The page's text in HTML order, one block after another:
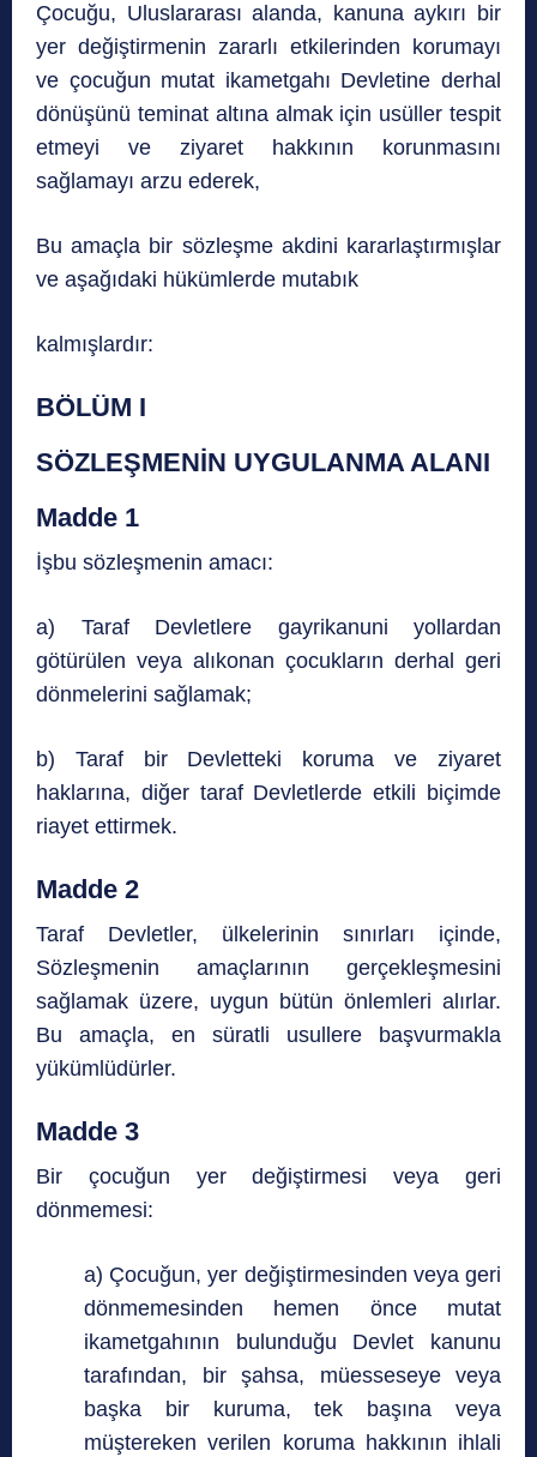
Çocuğu, Uluslararası alanda, kanuna aykırı bir
yer değiştirmenin zararlı etkilerinden korumayı
ve çocuğun mutat ikametgahı Devletine derhal
dönüşünü teminat altına almak için usüller tespit
etmeyi ve ziyaret hakkının korunmasını
sağlamayı arzu ederek,
Bu amaçla bir sözleşme akdini kararlaştırmışlar
ve aşağıdaki hükümlerde mutabık
kalmışlardır:
BÖLÜM I
SÖZLEŞMENİN UYGULANMA ALANI
Madde 1
İşbu sözleşmenin amacı:
a) Taraf Devletlere gayrikanuni yollardan
götürülen veya alıkonan çocukların derhal geri
dönmelerini sağlamak;
b) Taraf bir Devletteki koruma ve ziyaret
haklarına, diğer taraf Devletlerde etkili biçimde
riayet ettirmek.
Madde 2
Taraf Devletler, ülkelerinin sınırları içinde,
Sözleşmenin amaçlarının gerçekleşmesini
sağlamak üzere, uygun bütün önlemleri alırlar.
Bu amaçla, en süratli usullere başvurmakla
yükümlüdürler.
Madde 3
Bir çocuğun yer değiştirmesi veya geri
dönmemesi:
a) Çocuğun, yer değiştirmesinden veya geri
dönmemesinden hemen önce mutat
ikametgahının bulunduğu Devlet kanunu
tarafından, bir şahsa, müesseseye veya
başka bir kuruma, tek başına veya
müştereken verilen koruma hakkının ihlali